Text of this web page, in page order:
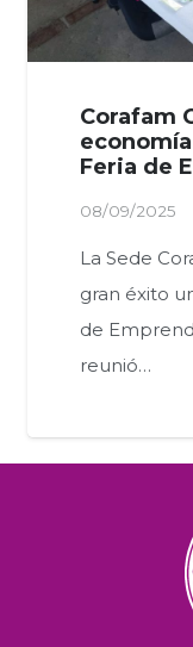
Corafam
Feria de
08/09/2025
La Sede
gran éxito
de
reunió…